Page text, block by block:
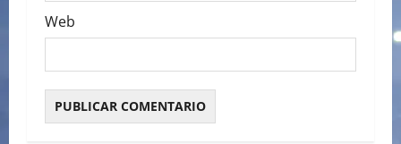
Web